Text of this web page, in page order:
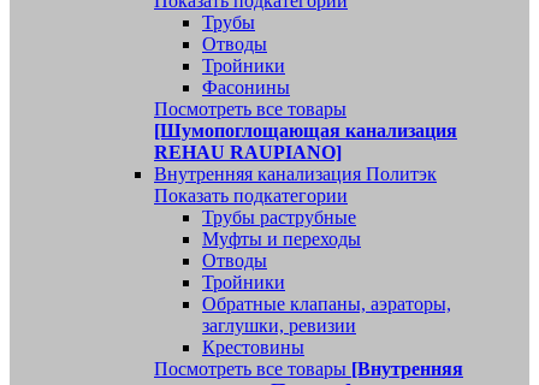
Трубы
Отводы
Тройники
Фасонины
Посмотреть все товары
[Шумопоглощающая канализация
REHAU RAUPIANO]
Внутренняя канализация Политэк
Показать подкатегории
Трубы раструбные
Муфты и переходы
Отводы
Тройники
Обратные клапаны, аэраторы,
заглушки, ревизии
Крестовины
Посмотреть все товары [Внутренняя